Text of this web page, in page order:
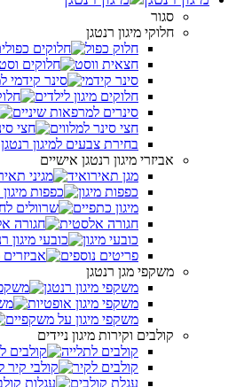
סגור
חלוקי מיגון רנטגן
חלוק כפול
חצאית ווסט
סינר קידמי
חלוקים מיגון לילדים
סינרים למרפאות שיניים
חצי סינר למלווים
בחירת צבעים למיגון רנטגן
אביזרי מיגון רנטגן אישיים
מגן תאירואיד
כפפות מיגון
מיגון כתפיים
חגורה אלסטית
כובעי מיגון
פריטים נוספים
משקפי מגן רנטגן
משקפי מיגון רנטגן
משקפי מיגון אופטיות
משקפי מיגון על משקפיים
קולבים וקירות מיגון ניידים
קולבים לתלייה
קולבים לקיר
עגלת קולבים